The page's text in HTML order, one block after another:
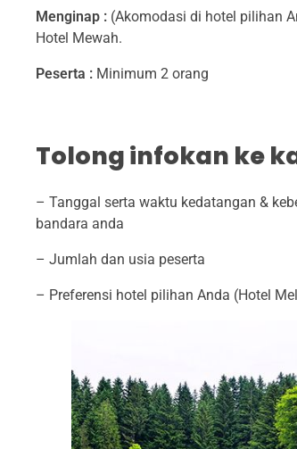
A
T
O
R
7
H
6
Menginap :(Akomodasi di hotel pilihan
Hotel Mewah.
Peserta :Minimum 2 orang
Tolong infokan ke
– Tanggal serta waktu kedatangan &
bandara anda
– Jumlah dan usia peserta
– Preferensi hotel pilihan Anda (Hotel